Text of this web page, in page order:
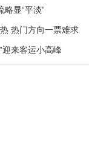
略显“平淡”
热门方向一票难求
迎来客运小高峰